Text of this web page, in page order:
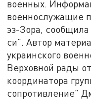
военных.
военнослужащие
эз-Зора,
си". Автор
украинского
Верховной рады
координатора
сопротивление"